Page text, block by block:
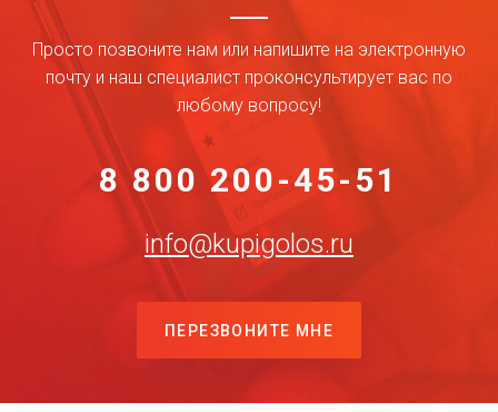
Просто позвоните нам или напишите на электронную
почту и наш специалист проконсультирует вас по
любому вопросу!
8 800 200-45-51
info@kupigolos.ru
ПЕРЕЗВОНИТЕ МНЕ